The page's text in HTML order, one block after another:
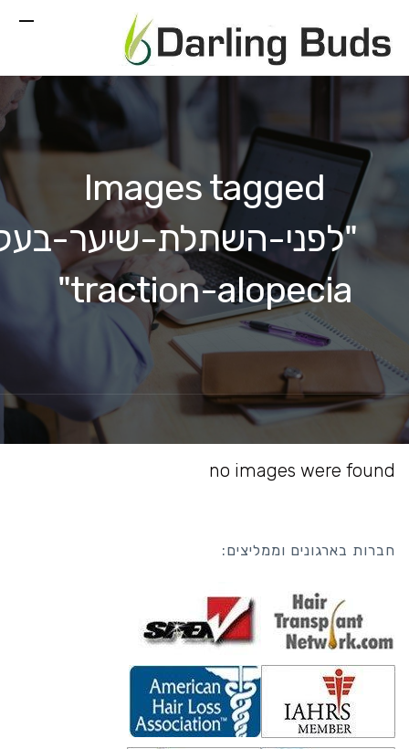
Images tagged
"לפני-השתלת-שיער-
traction-alopecia"
no images were found
חברות בארגונים וממליצים: